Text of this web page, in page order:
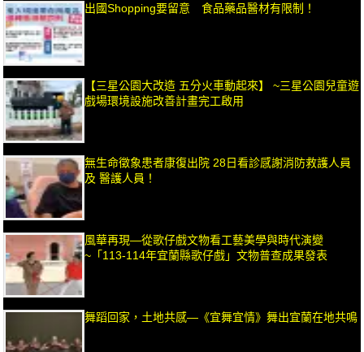
出國Shopping要留意 食品藥品醫材有限制！
【三星公園大改造 五分火車動起來】 ~三星公園兒童遊
戲場環境設施改善計畫完工啟用
無生命徵象患者康復出院 28日看診感謝消防救護人員
及 醫護人員！
風華再現—從歌仔戲文物看工藝美學與時代演變
~「113-114年宜蘭縣歌仔戲」文物普查成果發表
舞蹈回家，土地共感—《宜舞宜情》舞出宜蘭在地共鳴